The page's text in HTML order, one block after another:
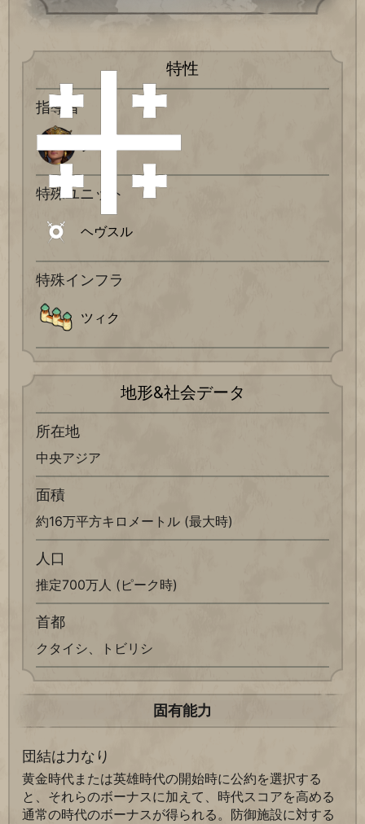
特性
指導者
特殊ユニット
ヘヴスル
特殊インフラ
ツィク
地形&社会データ
所在地
中央アジア
面積
約16万平方キロメートル (最大時)
人口
推定700万人 (ピーク時)
首都
クタイシ、トビリシ
固有能力
団結は力なり
黄金時代または英雄時代の開始時に公約を選択する
と、それらのボーナスに加えて、時代スコアを高める
通常の時代のボーナスが得られる。防御施設に対する